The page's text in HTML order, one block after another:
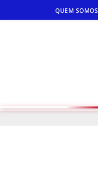
QUEM SOMOS